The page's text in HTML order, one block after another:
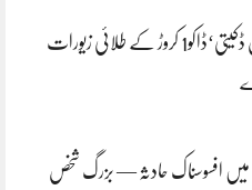
کلرسیداں ڈکیتی‘ڈاکو1 کروڑ کے طلائی زیورات
میں افسوسناک حادثہ — بزرگ شخص